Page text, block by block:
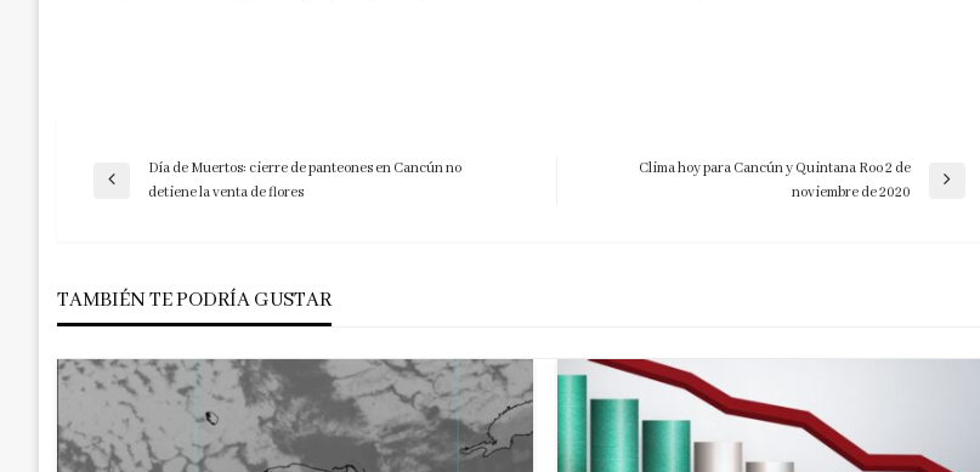
Navegación
entradas
Entrada
Día de Muertos: cierre de panteones en Cancún no
detiene la venta de flores
Clima hoy para Cancún y Quintana Roo 2 de
noviembre de 2020
TAMBIÉN TE PODRÍA GUSTAR